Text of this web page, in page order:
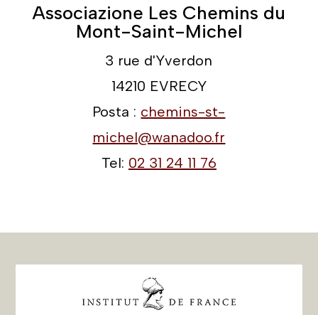
Associazione Les Chemins du
Mont-Saint-Michel
3 rue d'Yverdon
14210 EVRECY
Posta : chemins-st-
michel@wanadoo.fr
Tel: 02 31 24 11 76